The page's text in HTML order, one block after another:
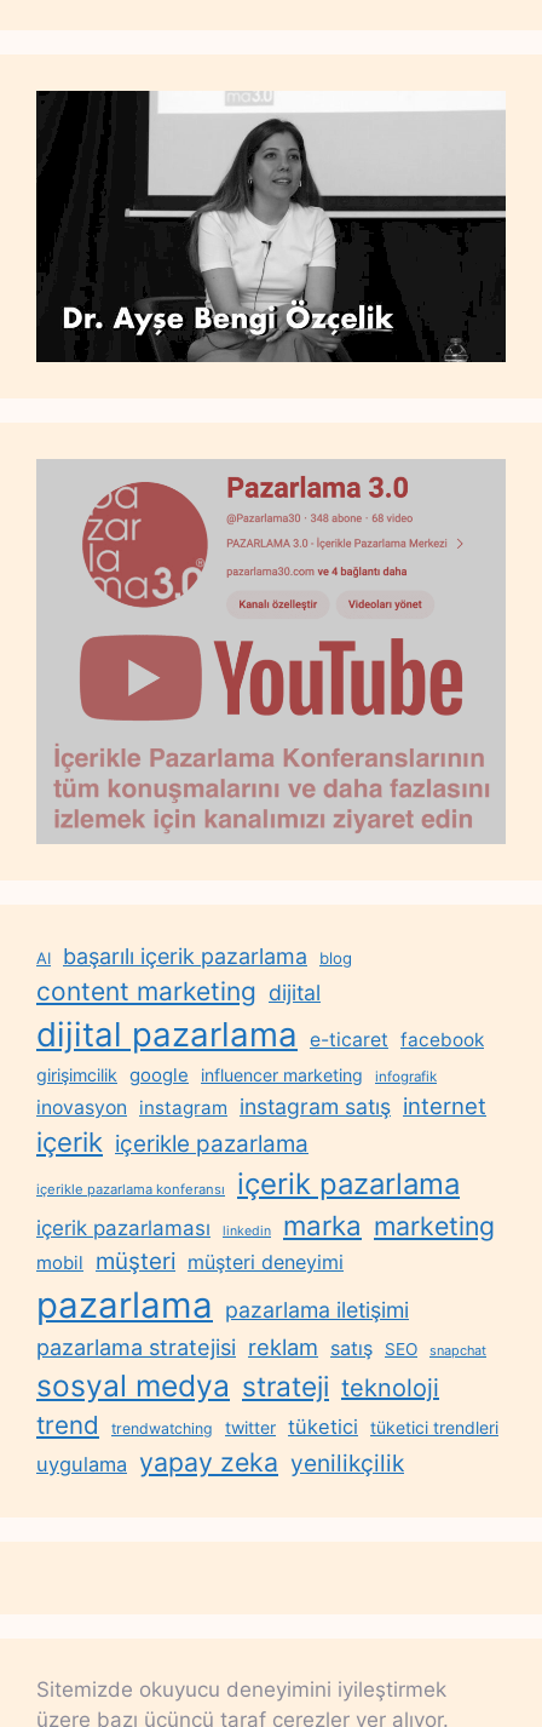
AI başarılı içerik pazarlama blog
content marketing dijital
dijital pazarlama e-ticaret facebook
girişimcilik google influencer marketing infografik
inovasyon instagram instagram satış internet
içerik içerikle pazarlama
içerikle pazarlama konferansı içerik pazarlama
içerik pazarlaması linkedin marka marketing
mobil müşteri müşteri deneyimi
pazarlama
pazarlama iletişimi
pazarlama stratejisi reklam satış SEO snapchat
sosyal medya strateji teknoloji
trend trendwatching twitter tüketici tüketici trendleri
uygulama yapay zeka yenilikçilik
Sitemizde okuyucu deneyimini iyileştirmek
üzere bazı üçüncü taraf çerezler yer alıyor.